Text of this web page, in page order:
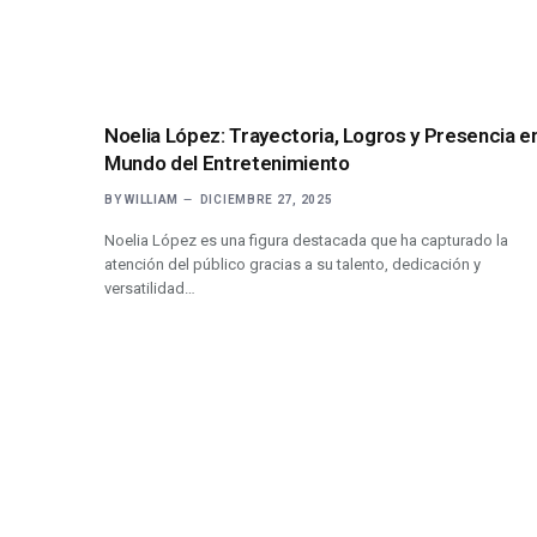
Noelia López: Trayectoria, Logros y Presencia
Mundo del Entretenimiento
BY WILLIAM DICIEMBRE 27, 2025
Noelia López es una figura destacada que ha capturado la
atención del público gracias a su talento, dedicación y
versatilidad…